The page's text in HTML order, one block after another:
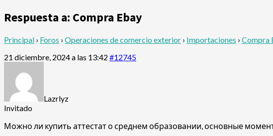
Respuesta a: Compra Ebay
Principal › Foros › Operaciones de comercio exterior › Importaciones › Compra
21 diciembre, 2024 a las 13:42 #12745
Lazrlyz
Invitado
Можно ли купить аттестат о среднем образовании, основные